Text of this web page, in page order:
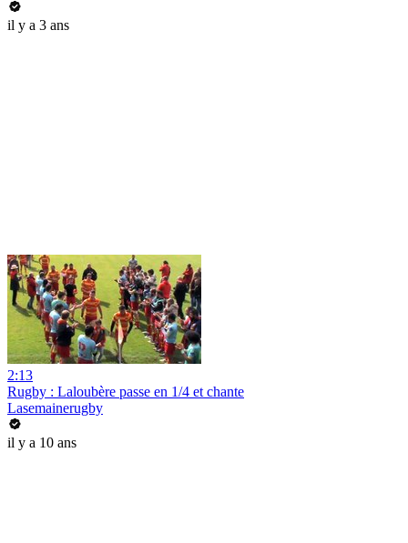
il y a 3 ans
2:13
Rugby : Laloubère passe en 1/4 et chante
Lasemainerugby
il y a 10 ans